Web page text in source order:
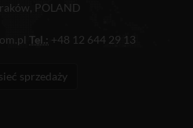
POLAND
Tel.: +48 12 644 29 13
sprzedaży